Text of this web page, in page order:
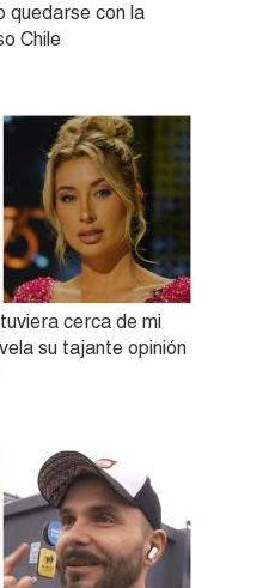
quedarse con la
Chile
cerca de mi
su tajante opinión